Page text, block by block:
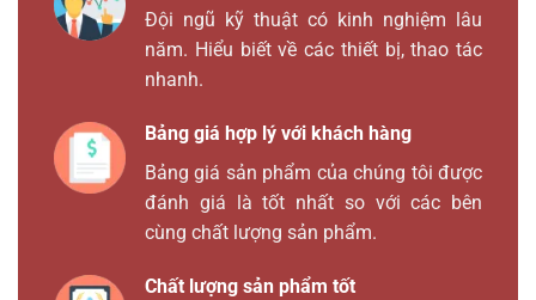
Đội ngũ kỹ thuật có kinh nghiệm lâu
năm. Hiểu biết về các thiết bị, thao tác
nhanh.
Bảng giá hợp lý với khách hàng
Bảng giá sản phẩm của chúng tôi được
đánh giá là tốt nhất so với các bên
cùng chất lượng sản phẩm.
Chất lượng sản phẩm tốt